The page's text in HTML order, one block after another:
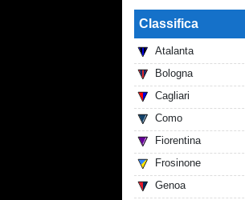
Classifica
Atalanta
Bologna
Cagliari
Como
Fiorentina
Frosinone
Genoa